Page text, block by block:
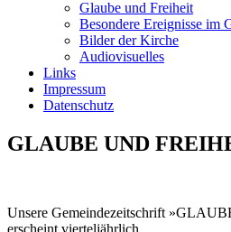
Glaube und Freiheit
Besondere Ereignisse im
Bilder der Kirche
Audiovisuelles
Links
Impressum
Datenschutz
GLAUBE UND
Unsere Gemeindezeitschrift
erscheint vierteljährlich.